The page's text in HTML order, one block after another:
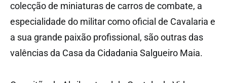
colecção de miniaturas de carros de combate, a
especialidade do militar como oficial de Cavalaria e
a sua grande paixão profissional, são outras das
valências da Casa da Cidadania Salgueiro Maia.